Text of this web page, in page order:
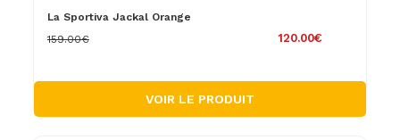
La Sportiva Jackal Orange
120.00€
159.00€
VOIR LE PRODUIT